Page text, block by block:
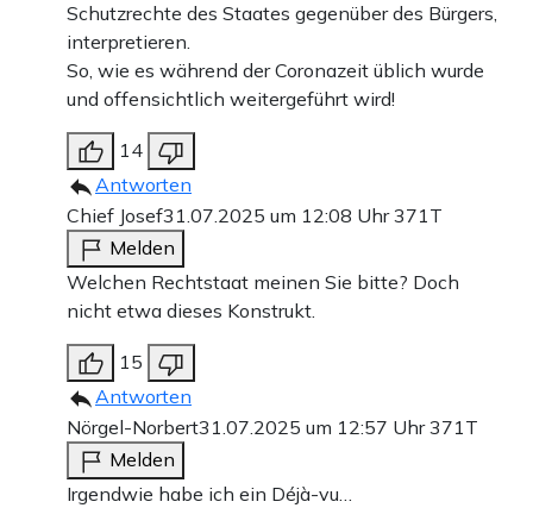
Schutzrechte des Staates gegenüber des Bürgers,
interpretieren.
So, wie es während der Coronazeit üblich wurde
und offensichtlich weitergeführt wird!
14
Antworten
Chief Josef31.07.2025 um 12:08 Uhr371T
Melden
Welchen Rechtstaat meinen Sie bitte? Doch
nicht etwa dieses Konstrukt.
15
Antworten
Nörgel-Norbert31.07.2025 um 12:57 Uhr371T
Melden
Irgendwie habe ich ein Déjà-vu…